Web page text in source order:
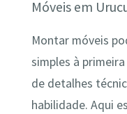
Móveis em
Montar móveis
simples à
de detalhes
habilidade. Aqui